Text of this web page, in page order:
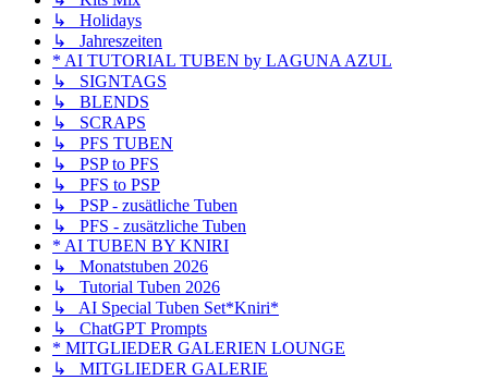
↳ Holidays
↳ Jahreszeiten
* AI TUTORIAL TUBEN by LAGUNA AZUL
↳ SIGNTAGS
↳ BLENDS
↳ SCRAPS
↳ PFS TUBEN
↳ PSP to PFS
↳ PFS to PSP
↳ PSP - zusätliche Tuben
↳ PFS - zusätzliche Tuben
* AI TUBEN BY KNIRI
↳ Monatstuben 2026
↳ Tutorial Tuben 2026
↳ AI Special Tuben Set*Kniri*
↳ ChatGPT Prompts
* MITGLIEDER GALERIEN LOUNGE
↳ MITGLIEDER GALERIE